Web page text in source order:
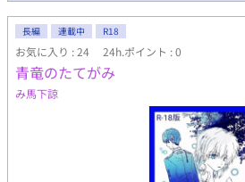
スは果たして快楽に打ち勝ち無事にま
か！？（ダメそう） ※あほエロ50%、
す。 第10回BL小説大賞エントリーして
入って頂けたら11月中に☆、コメン
• ω•)Ψ
長編 連載中 R18
お気に入り : 24 24h.ポイント : 0
青竜のたてがみ
み馬下諒